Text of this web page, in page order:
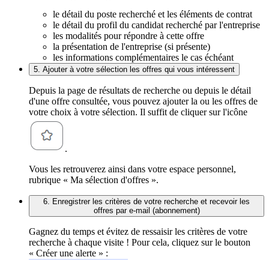
le détail du poste recherché et les éléments de contrat
le détail du profil du candidat recherché par l'entreprise
les modalités pour répondre à cette offre
la présentation de l'entreprise (si présente)
les informations complémentaires le cas échéant
5. Ajouter à votre sélection les offres qui vous intéressent
Depuis la page de résultats de recherche ou depuis le détail
d'une offre consultée, vous pouvez ajouter la ou les offres de
votre choix à votre sélection. Il suffit de cliquer sur l'icône
.
Vous les retrouverez ainsi dans votre espace personnel,
rubrique « Ma sélection d'offres ».
6. Enregistrer les critères de votre recherche et recevoir les
offres par e-mail (abonnement)
Gagnez du temps et évitez de ressaisir les critères de votre
recherche à chaque visite ! Pour cela, cliquez sur le bouton
« Créer une alerte » :